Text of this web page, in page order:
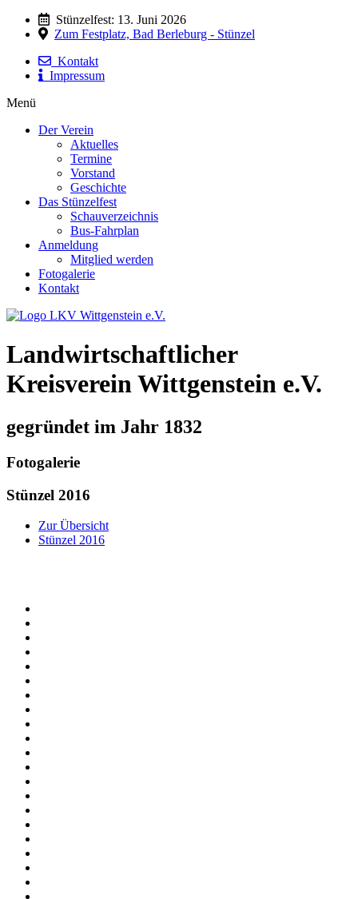
Stünzelfest: 13. Juni 2026
Zum Festplatz, Bad Berleburg - Stünzel
Kontakt
Impressum
Menü
Der Verein
Aktuelles
Termine
Vorstand
Geschichte
Das Stünzelfest
Schauverzeichnis
Bus-Fahrplan
Anmeldung
Mitglied werden
Fotogalerie
Kontakt
Landwirtschaftlicher
Kreisverein Wittgenstein e.V.
gegründet im Jahr 1832
Fotogalerie
Stünzel 2016
Zur Übersicht
Stünzel 2016